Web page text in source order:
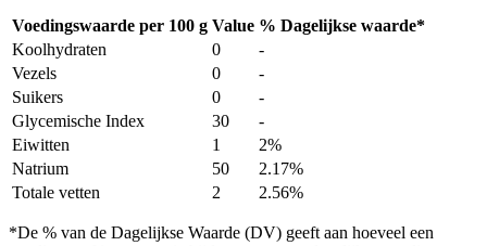
Voedingswaarde per 100 g Value % Dagelijkse waarde*
Koolhydraten
0
-
Vezels
0
-
Suikers
0
-
Glycemische Index
30
-
Eiwitten
1
2%
Natrium
50
2.17%
Totale vetten
2 2.56%
*De % van de Dagelijkse Waarde (DV) geeft aan hoeveel een